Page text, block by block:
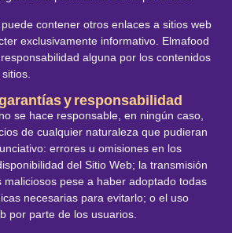
contener otros enlaces a sitios web
exclusivamente informativo. Elmafood
alguna por los contenidos
y responsabilidad
se hace responsable, en ningún caso,
de cualquier naturaleza que pudieran
errores u omisiones en los
del Sitio Web; la transmisión
pese a haber adoptado todas
necesarias para evitarlo; o el uso
por parte de los usuarios.